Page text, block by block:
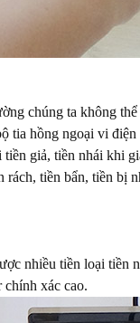
chúng ta không
hồng ngoại vi điện
giả, tiền nhái khi
tiền bẩn, tiền bị
nhiều tiền loại tiền
chính xác cao.